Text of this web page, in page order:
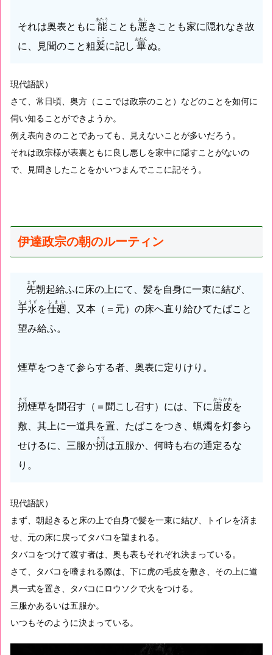
それは奥表ともに 能
あたう
ことも悪
あし
きことも家に隠れなき故
に、見聞のこと粗爰
ここ
に記し 畢
おわん
ぬ。
現代語訳）
さて、常日頃、奥方（ここでは政宗のこと）などのことを如何に
伺い知ることができようか。
例え表向きのことであっても、見えないことが多いだろう。
それは政宗様が表裏ともに良し悪しを家中に隠すことがないの
で、見聞きしたことをかいつまんでここに記そう。
伊達政宗の朝のルーティン
先
まず
朝起給ふに床の上にて、髪を自身に一束に結び、
手水
ちょうず
を仕廻
しまい
、又本（＝元）の床へ直り給ひてたばこと
望み給ふ。
煙草をつきて参らする者、奥表に定りけり。
扨
さて
煙草を聞召す（＝聞こし召す）には、下に 唐皮
からかわ
を
敷、其上に一道具を置、たばこをつき、蝋燭を灯参ら
せけるに、三服か扨
さて
は五服か、何時も右の通定るな
り。
現代語訳）
まず、朝起きると床の上で自身で髪を一束に結び、トイレを済ま
せ、元の床に戻ってタバコを望まれる。
タバコをつけて渡す者は、奥も表もそれぞれ決まっている。
さて、タバコを嗜まれる際は、下に虎の毛皮を敷き、その上に道
具一式を置き、タバコにロウソクで火をつける。
三服かあるいは五服か。
いつもそのように決まっている。